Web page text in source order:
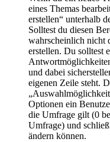
eines Themas
erstellen“ unterhalb
Solltest du diesen
wahrscheinlich nicht
erstellen. Du solltest
und dabei
eigenen Zeile steht.
Optionen ein
die Umfrage gilt (0
Umfrage) und
ändern können.